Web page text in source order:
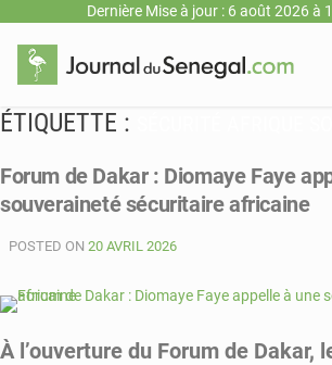
Dernière Mise à jour : 6 août 2026 à
ÉTIQUETTE :
Forum de Dakar : Diomaye Faye
souveraineté sécuritaire africaine
POSTED ON 20 AVRIL 2026
À l’ouverture du Forum de Dakar,